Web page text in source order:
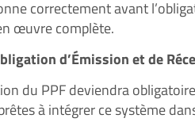
correctement avant
œuvre complète.
d’Émission et de
du PPF deviendra
à intégrer ce système